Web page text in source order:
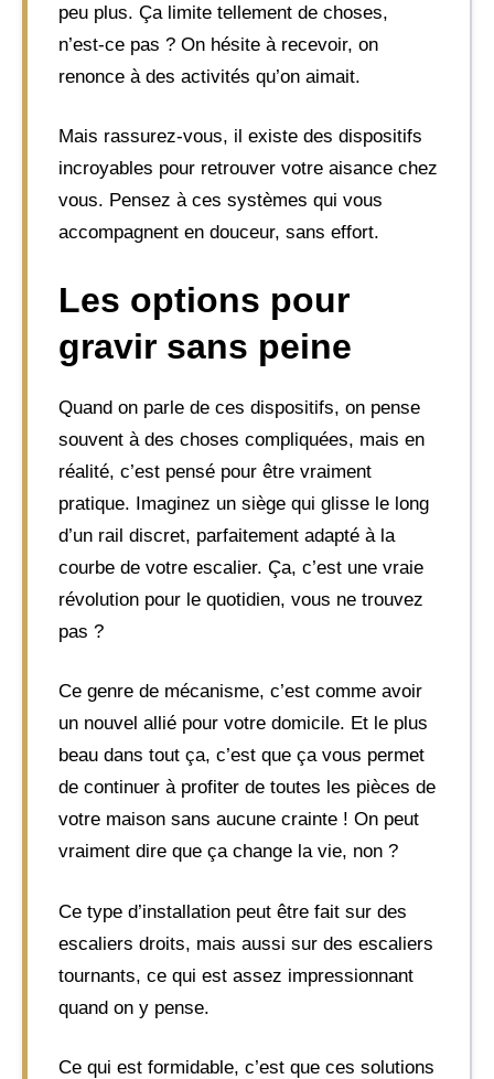
peu plus. Ça limite tellement de choses,
n’est-ce pas ? On hésite à recevoir, on
renonce à des activités qu’on aimait.
Mais rassurez-vous, il existe des dispositifs
incroyables pour retrouver votre aisance chez
vous. Pensez à ces systèmes qui vous
accompagnent en douceur, sans effort.
Les options pour
gravir sans peine
Quand on parle de ces dispositifs, on pense
souvent à des choses compliquées, mais en
réalité, c’est pensé pour être vraiment
pratique. Imaginez un siège qui glisse le long
d’un rail discret, parfaitement adapté à la
courbe de votre escalier. Ça, c’est une vraie
révolution pour le quotidien, vous ne trouvez
pas ?
Ce genre de mécanisme, c’est comme avoir
un nouvel allié pour votre domicile. Et le plus
beau dans tout ça, c’est que ça vous permet
de continuer à profiter de toutes les pièces de
votre maison sans aucune crainte ! On peut
vraiment dire que ça change la vie, non ?
Ce type d’installation peut être fait sur des
escaliers droits, mais aussi sur des escaliers
tournants, ce qui est assez impressionnant
quand on y pense.
Ce qui est formidable, c’est que ces solutions